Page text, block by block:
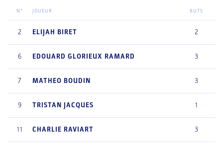
N° JOUEUR BUTS
2 ELIJAH BIRET 2
6 EDOUARD GLORIEUX RAMARD 3
7 MATHEO BOUDIN 3
9 TRISTAN JACQUES 1
11 CHARLIE RAVIART 3